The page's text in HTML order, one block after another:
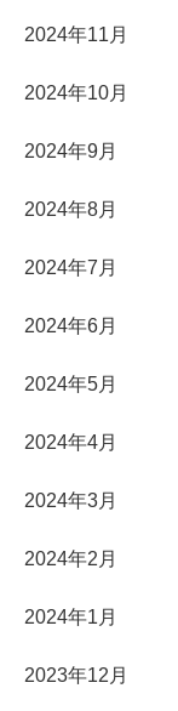
2024年11月
2024年10月
2024年9月
2024年8月
2024年7月
2024年6月
2024年5月
2024年4月
2024年3月
2024年2月
2024年1月
2023年12月